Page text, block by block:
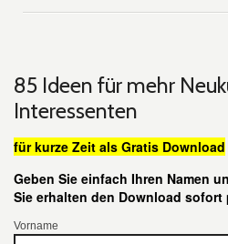
85 Ideen für mehr
Interessenten
für kurze Zeit als Gratis Download
Geben Sie einfach Ihren Namen
Sie erhalten den Download sofort
Vorname